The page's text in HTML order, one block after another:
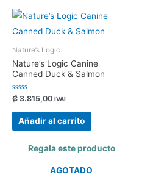
Nature’s Logic
Nature’s Logic Canine
Canned Duck & Salmon
Valorado
con
0
₡ 3.815,00 IVAI
Añadir al carrito
Regala este producto
AGOTADO